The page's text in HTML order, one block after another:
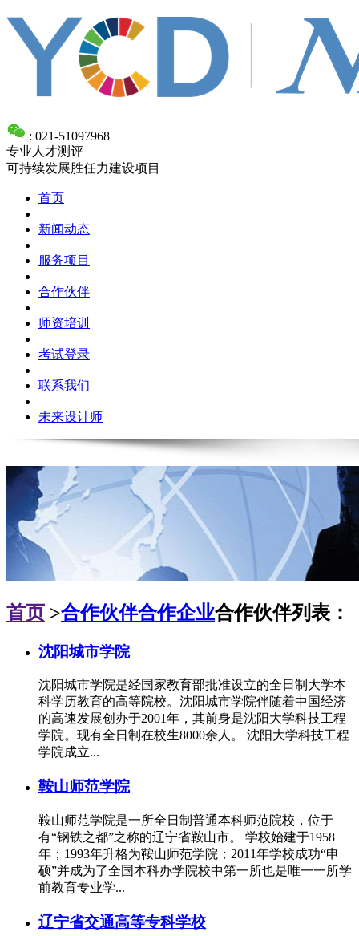
: 021-51097968
专业人才测评
可持续发展胜任力建设项目
首页
新闻动态
服务项目
合作伙伴
师资培训
考试登录
联系我们
未来设计师
首页 >合作伙伴合作企业合作伙伴列表：
沈阳城市学院
沈阳城市学院是经国家教育部批准设立的全日制大学本
科学历教育的高等院校。沈阳城市学院伴随着中国经济
的高速发展创办于2001年，其前身是沈阳大学科技工程
学院。现有全日制在校生8000余人。 沈阳大学科技工程
学院成立...
鞍山师范学院
鞍山师范学院是一所全日制普通本科师范院校，位于
有“钢铁之都”之称的辽宁省鞍山市。 学校始建于1958
年；1993年升格为鞍山师范学院；2011年学校成功“申
硕”并成为了全国本科办学院校中第一所也是唯一一所学
前教育专业学...
辽宁省交通高等专科学校